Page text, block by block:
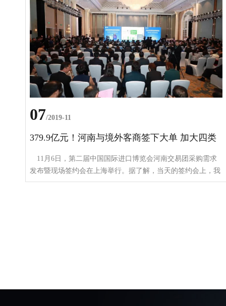
07/2019-11
379.9亿元！河南与境外客商签下大单 加大四类
11月6日，第二届中国国际进口博览会河南交易团采购需求
发布暨现场签约会在上海举行。据了解，当天的签约会上，我
省企业与境外客商达成了106个贸易合作合同，合同金额379.9